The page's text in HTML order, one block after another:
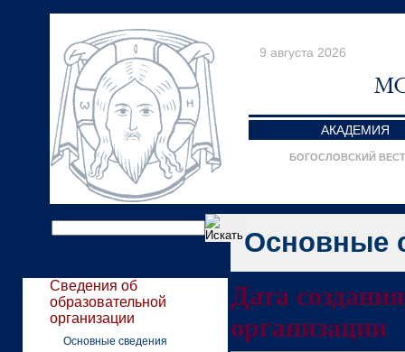
9 августа 2026
АКАДЕМИЯ
БОГОСЛОВСКИЙ
Сведения об
образовательной
организации
Основные сведения
Основные
Дата
организации